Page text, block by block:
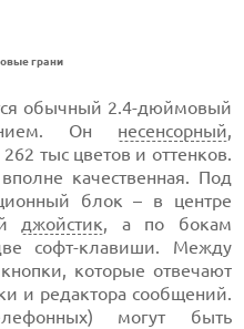
грани
обычный 2.4-дюймовый
Он несенсорный,
тыс цветов и оттенков.
качественная. Под
блок – в центре
джойстик, а по бокам
софт-клавиши. Между
которые отвечают
и редактора сообщений.
могут быть